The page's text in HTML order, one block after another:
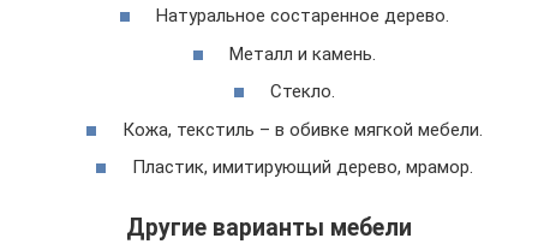
Натуральное состаренное дерево.
Металл и камень.
Стекло.
Кожа, текстиль – в обивке мягкой мебели.
Пластик, имитирующий дерево, мрамор.
Другие варианты мебели